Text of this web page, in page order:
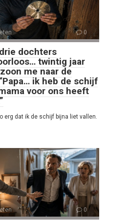
0
dochters
twintig jaar
me naar de
ik heb de schijf
voor ons heeft
erg dat ik de schijf bijna liet vallen.
0